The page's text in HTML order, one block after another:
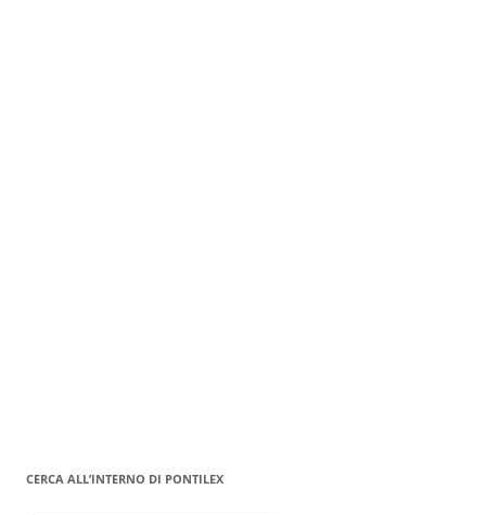
CERCA ALL’INTERNO DI PONTILEX